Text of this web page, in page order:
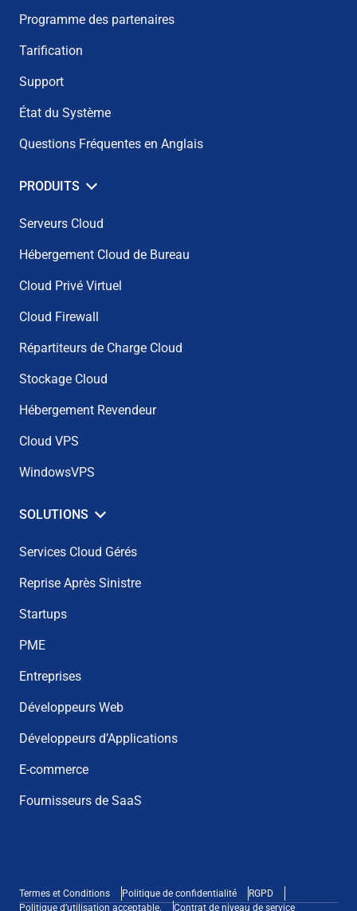
Programme des partenaires
Tarification
Support
État du Système
Questions Fréquentes en Anglais
PRODUITS
Serveurs Cloud
Hébergement Cloud de Bureau
Cloud Privé Virtuel
Cloud Firewall
Répartiteurs de Charge Cloud
Stockage Cloud
Hébergement Revendeur
Cloud VPS
WindowsVPS
SOLUTIONS
Services Cloud Gérés
Reprise Après Sinistre
Startups
PME
Entreprises
Développeurs Web
Développeurs d’Applications
E-commerce
Fournisseurs de SaaS
Termes et Conditions Politique de confidentialité
RGPD
Politique d’utilisation acceptable.
Contrat de niveau de service